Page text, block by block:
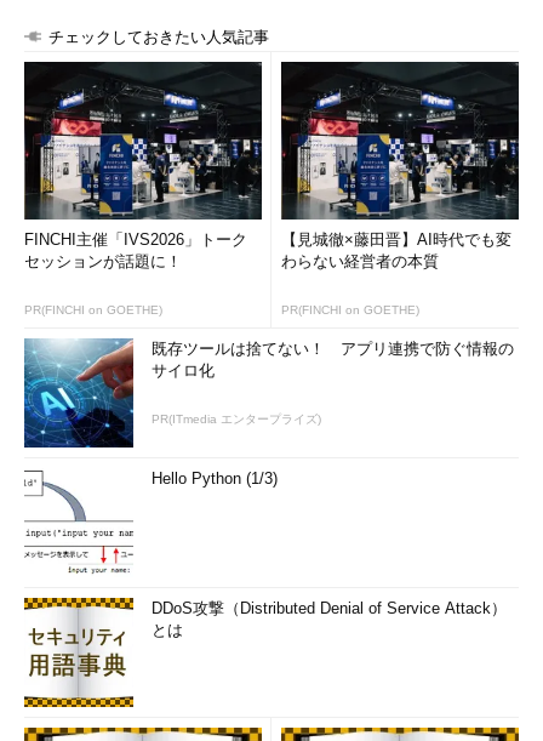
チェックしておきたい人気記事
FINCHI主催「IVS2026」トーク
セッションが話題に！
PR(FINCHI on GOETHE)
【見城徹×藤田晋】AI時代でも変
わらない経営者の本質
PR(FINCHI on GOETHE)
既存ツールは捨てない！ アプリ連携で防ぐ情報の
サイロ化
PR(ITmedia エンタープライズ)
Hello Python (1/3)
DDoS攻撃（Distributed Denial of Service Attack）
とは